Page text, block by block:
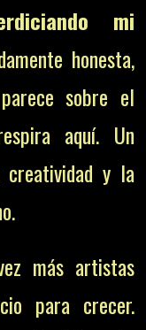
mi
honesta,
sobre el
aquí. Un
creatividad y la
más artistas
para crecer.